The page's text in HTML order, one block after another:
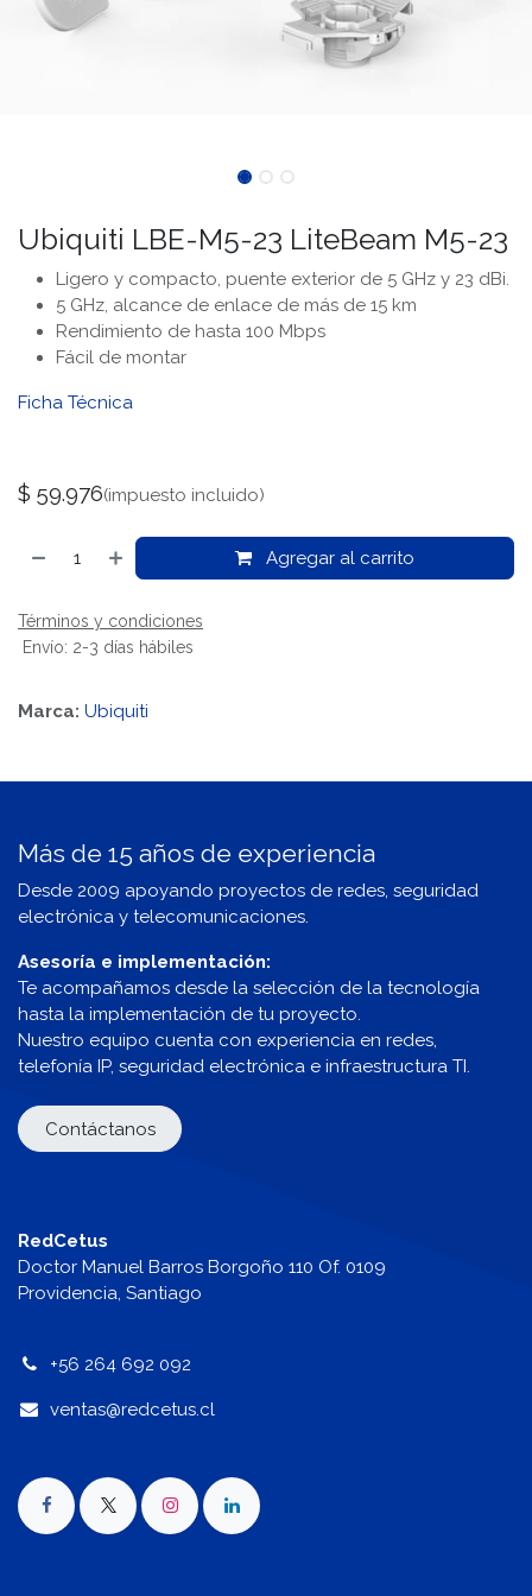
Ubiquiti LBE-M5-23 LiteBeam M5-23
Ligero y compacto, puente exterior de 5 GHz y 23 dBi.
5 GHz, alcance de enlace de más de 15 km
Rendimiento de hasta 100 Mbps
Fácil de montar
Ficha Técnica
$ 59.976(impuesto incluido)
Agregar al carrito
Términos y condiciones
Envío: 2-3 días hábiles
Marca: Ubiquiti
Más de 15 años de experiencia
Desde 2009 apoyando proyectos de redes, seguridad
electrónica y telecomunicaciones.
Asesoría e implementación:
Te acompañamos desde la selección de la tecnología
hasta la implementación de tu proyecto.
Nuestro equipo cuenta con experiencia en redes,
telefonía IP, seguridad electrónica e infraestructura TI.
Contáctanos
RedCetus
Doctor Manuel Barros Borgoño 110 Of. 0109
Providencia, Santiago
+56 264 692 092
ventas@redcetus.cl